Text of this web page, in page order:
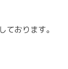
ております。